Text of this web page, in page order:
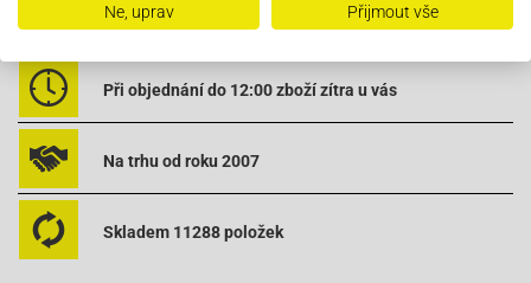
Vybavený servis s odborným vyškoleným personálem
Při objednání do 12:00 zboží zítra u vás
Na trhu od roku 2007
Skladem 11288 položek
Ne, uprav Přijmout vše